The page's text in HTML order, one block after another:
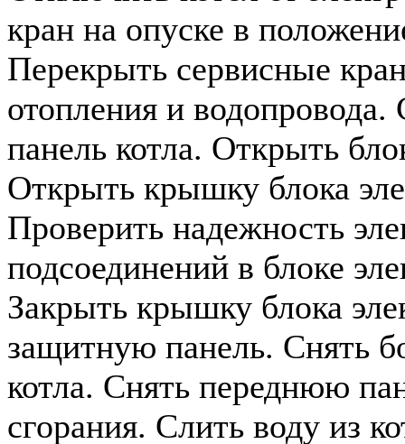
кран на опуске в
Перекрыть сервисные
отопления и
панель котла. Открыть
Открыть крышку блока
Проверить надежность
подсоединений в блоке
Закрыть крышку блока
защитную панель. Снять
котла. Снять переднюю
сгорания. Слить воду из